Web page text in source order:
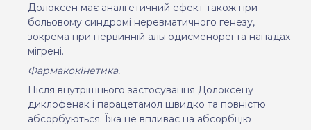
Долоксен має аналгетичний ефект також при
больовому синдромі неревматичного генезу,
зокрема при первинній альгодисменореї та нападах
мігрені.
Фармакокінетика.
Після внутрішнього застосування Долоксену
диклофенак і парацетамол швидко та повністю
абсорбуються. Їжа не впливає на абсорбцію